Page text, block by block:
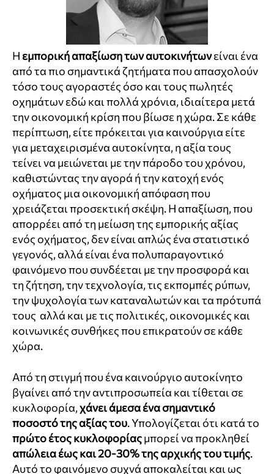
Η εμπορική απαξίωση των αυτοκινήτωνείναι ένα
από τα πιο σημαντικά ζητήματα που απασχολούν
τόσο τους αγοραστές όσο και τους πωλητές
οχημάτων εδώ και πολλά χρόνια, ιδιαίτερα μετά
την οικονομική κρίση που βίωσε η χώρα. Σε κάθε
περίπτωση, είτε πρόκειται για καινούργια είτε
για μεταχειρισμένα αυτοκίνητα, η αξία τους
τείνει να μειώνεται με την πάροδο του χρόνου,
καθιστώντας την αγορά ή την κατοχή ενός
οχήματος μια οικονομική απόφαση που
χρειάζεται προσεκτική σκέψη. Η απαξίωση, που
απορρέει από τη μείωση της εμπορικής αξίας
ενός οχήματος, δεν είναι απλώς ένα στατιστικό
γεγονός, αλλά είναι ένα πολυπαραγοντικό
φαινόμενο που συνδέεται με την προσφορά και
τη ζήτηση, την τεχνολογία, τις εκπομπές ρύπων,
την ψυχολογία των καταναλωτών και τα πρότυπά
τους αλλά και με τις πολιτικές, οικονομικές και
κοινωνικές συνθήκες που επικρατούν σε κάθε
χώρα.
Από τη στιγμή που ένα καινούργιο αυτοκίνητο
βγαίνει από την αντιπροσωπεία και τίθεται σε
κυκλοφορία,χάνει άμεσα ένα σημαντικό
ποσοστό της αξίας του. Υπολογίζεται ότι κατά το
πρώτο έτος κυκλοφορίαςμπορεί να προκληθεί
απώλεια έως και 20-30% της αρχικής του τιμής.
Αυτό το φαινόμενο συχνά αποκαλείται και ως